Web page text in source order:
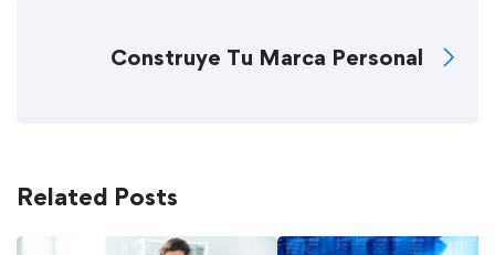
Construye Tu Marca Personal
Related Posts